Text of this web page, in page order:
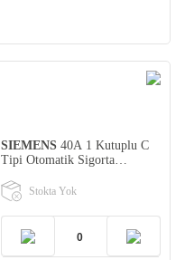
SIEMENS 40A 1 Kutuplu C
Tipi Otomatik Sigorta
Stokta Yok